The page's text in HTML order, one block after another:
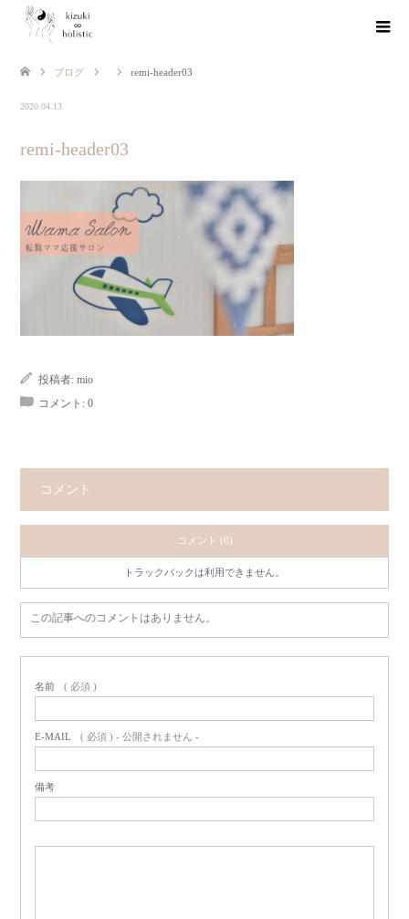
ブログ remi-header03
2020.04.13
remi-header03
投稿者: mio
コメント: 0
コメント
コメント (0)
トラックバックは利用できません。
この記事へのコメントはありません。
名前 ( 必須 )
E-MAIL ( 必須 ) - 公開されません -
備考